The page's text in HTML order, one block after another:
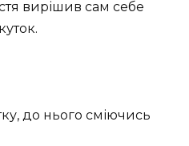
вирішив сам себе
до нього сміючись